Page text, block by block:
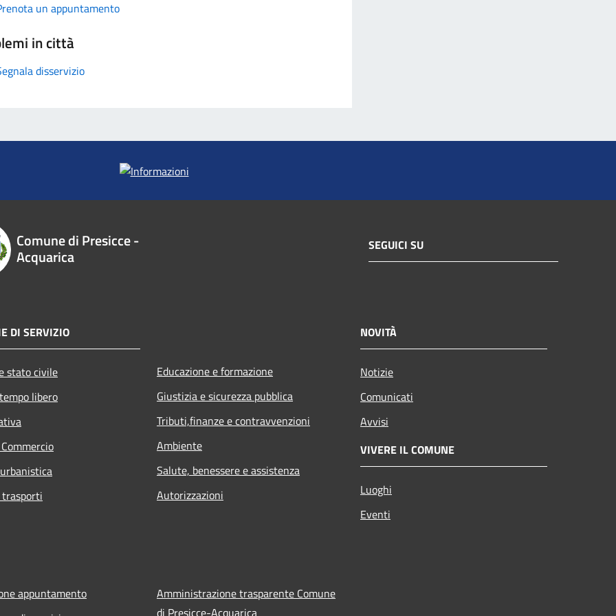
un appuntamento
in città
disservizio
Comune di Presicce -
Acquarica
SEGUICI SU
DI SERVIZIO
stato civile
libero
Educazione e formazione
Giustizia e sicurezza pubblica
Tributi,finanze e contravvenzioni
Ambiente
Salute, benessere e assistenza
Autorizzazioni
NOVITÀ
Notizie
Comunicati
Avvisi
VIVERE IL COMUNE
Luoghi
Eventi
appuntamento
Amministrazione trasparente Comune
di Presicce-Acquarica